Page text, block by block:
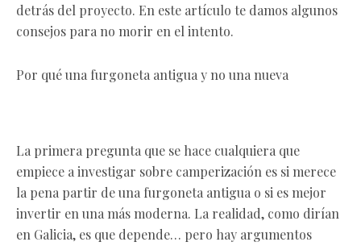
detrás del proyecto. En este artículo te damos algunos
consejos para no morir en el intento.
Por qué una furgoneta antigua y no una nueva
La primera pregunta que se hace cualquiera que
empiece a investigar sobre camperización es si merece
la pena partir de una furgoneta antigua o si es mejor
invertir en una más moderna. La realidad, como dirían
en Galicia, es que depende… pero hay argumentos